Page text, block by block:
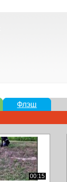
Флэш
00:15